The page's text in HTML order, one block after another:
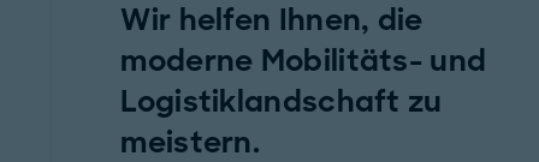
Wir helfen Ihnen, die
moderne Mobilitäts- und
Logistiklandschaft zu
meistern.